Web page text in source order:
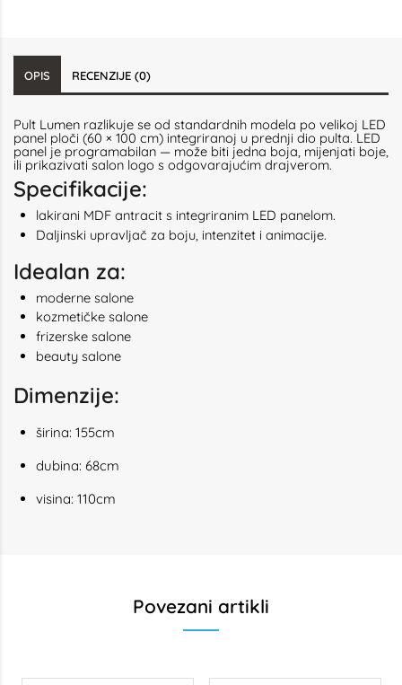
OPIS RECENZIJE (0)
Pult Lumen razlikuje se od standardnih modela po velikoj LED
panel ploči (60 × 100 cm) integriranoj u prednji dio pulta. LED
panel je programabilan — može biti jedna boja, mijenjati boje,
ili prikazivati salon logo s odgovarajućim drajverom.
Specifikacije:
lakirani MDF antracit s integriranim LED panelom.
Daljinski upravljač za boju, intenzitet i animacije.
Idealan za:
moderne salone
kozmetičke salone
frizerske salone
beauty salone
Dimenzije:
širina: 155cm
dubina: 68cm
visina: 110cm
Povezani artikli